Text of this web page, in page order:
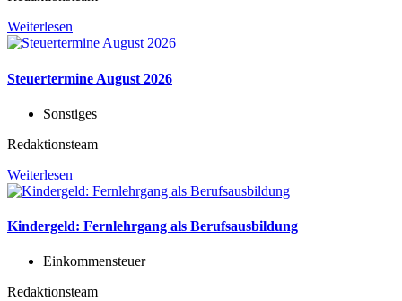
Weiterlesen
Steuertermine August 2026
Sonstiges
Redaktionsteam
Weiterlesen
Kindergeld: Fernlehrgang als Berufsausbildung
Einkommensteuer
Redaktionsteam